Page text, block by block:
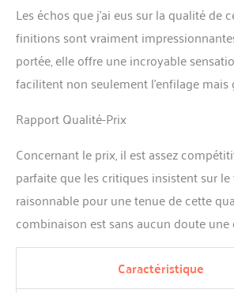
Les échos que j’ai eus sur la qualité
finitions sont vraiment
portée, elle offre une incroyable
facilitent non seulement l’enfilage
Rapport Qualité-Prix
Concernant le prix, il est assez
parfaite que les critiques insistent sur
raisonnable pour une tenue de cette
combinaison est sans aucun doute
Caractéristique